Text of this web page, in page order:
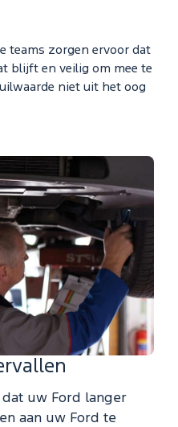
teams zorgen ervoor dat
blijft en veilig om mee te
niet uit het oog
uw Ford langer
aan uw Ford te